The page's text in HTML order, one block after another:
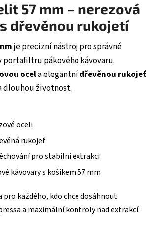
57 mm – nerezová
dřevěnou rukojetí
je precizní nástroj pro správné
portafiltru pákového kávovaru.
ocela elegantnídřevěnou rukojeť
dlouhou životnost.
oceli
rukojeť
pro stabilní extrakci
kávovary s košíkem 57 mm
pro každého, kdo chce dosáhnout
a maximální kontroly nad extrakcí.